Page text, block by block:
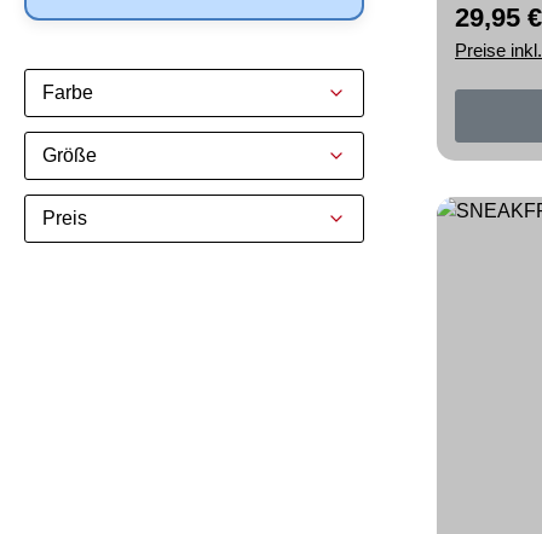
Farbe
Größe
Preis
29,95 €
Preise